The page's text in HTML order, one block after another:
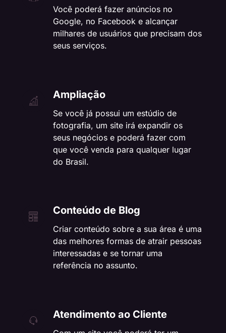
Você poderá fazer anúncios no
Google, no Facebook e alcançar
milhares de usuários que precisam dos
seus serviços.
Ampliação
Se você já possui um estúdio de
fotografia, um site irá expandir os
seus negócios e poderá fazer com
que você venda para qualquer lugar
do Brasil.
Conteúdo de Blog
Criar conteúdo sobre a sua área é uma
das melhores formas de atrair pessoas
interessadas e se tornar uma
referência no assunto.
Atendimento ao Cliente